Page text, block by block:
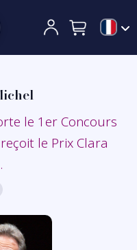
le 1er Concours
le Prix Clara